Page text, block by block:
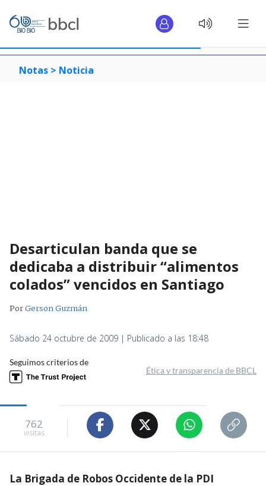
Notas > Noticia
Desarticulan banda que se
dedicaba a distribuir “alimentos
colados” vencidos en Santiago
PorGerson Guzmán
Sábado 24 octubre de 2009 | Publicado a las 18:48
Seguimos criterios de
Ética y transparencia de BBCL
762
visitas
La Brigada de Robos Occidente de la PDI